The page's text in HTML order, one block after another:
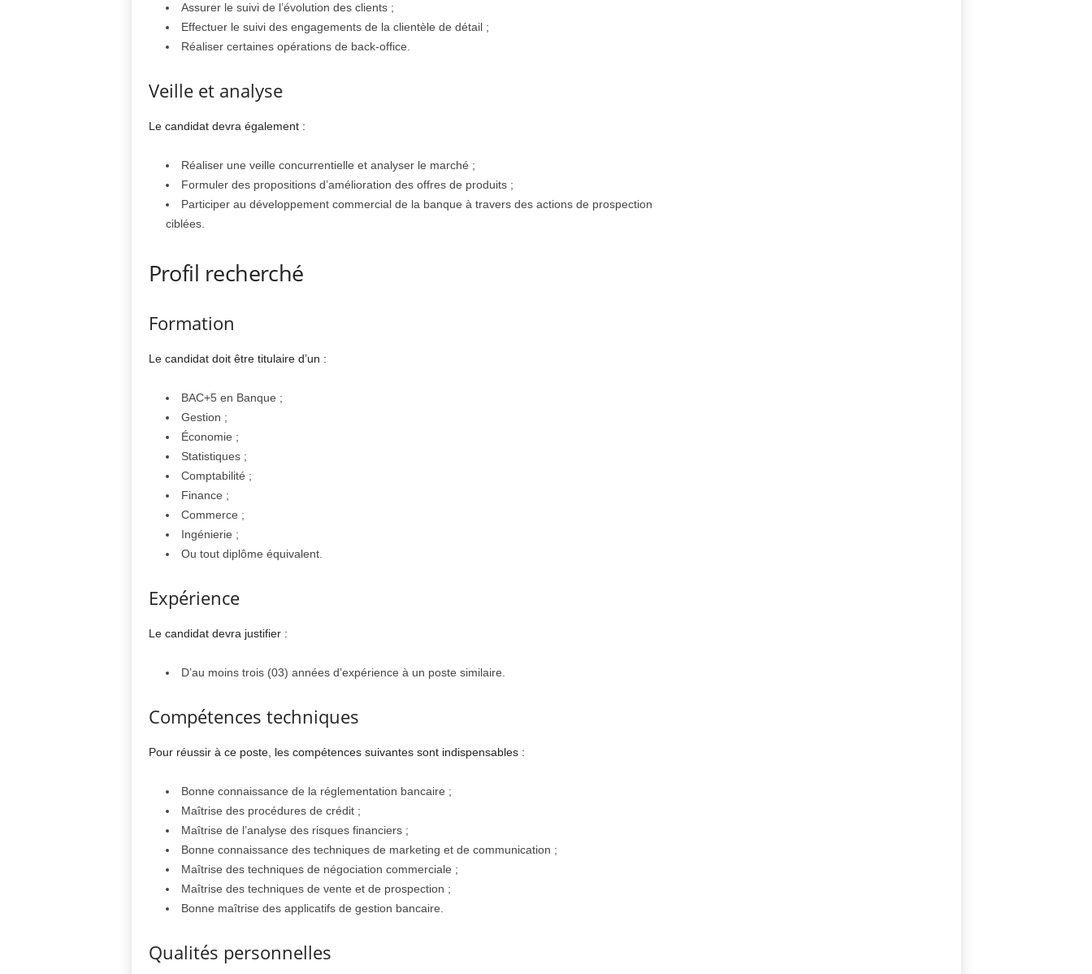
Assurer le suivi de l’évolution des clients ;
Effectuer le suivi des engagements de la clientèle de détail ;
Réaliser certaines opérations de back-office.
Veille et analyse
Le candidat devra également :
Réaliser une veille concurrentielle et analyser le marché ;
Formuler des propositions d’amélioration des offres de produits ;
Participer au développement commercial de la banque à travers des actions de prospection
ciblées.
Profil recherché
Formation
Le candidat doit être titulaire d’un :
BAC+5 en Banque ;
Gestion ;
Économie ;
Statistiques ;
Comptabilité ;
Finance ;
Commerce ;
Ingénierie ;
Ou tout diplôme équivalent.
Expérience
Le candidat devra justifier :
D’au moins trois (03) années d’expérience à un poste similaire.
Compétences techniques
Pour réussir à ce poste, les compétences suivantes sont indispensables :
Bonne connaissance de la réglementation bancaire ;
Maîtrise des procédures de crédit ;
Maîtrise de l’analyse des risques financiers ;
Bonne connaissance des techniques de marketing et de communication ;
Maîtrise des techniques de négociation commerciale ;
Maîtrise des techniques de vente et de prospection ;
Bonne maîtrise des applicatifs de gestion bancaire.
Qualités personnelles